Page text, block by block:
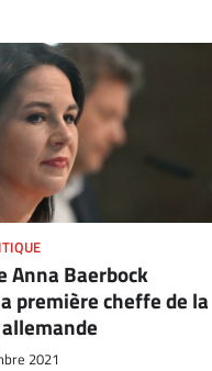
Anna Baerbock
première cheffe de la
2021